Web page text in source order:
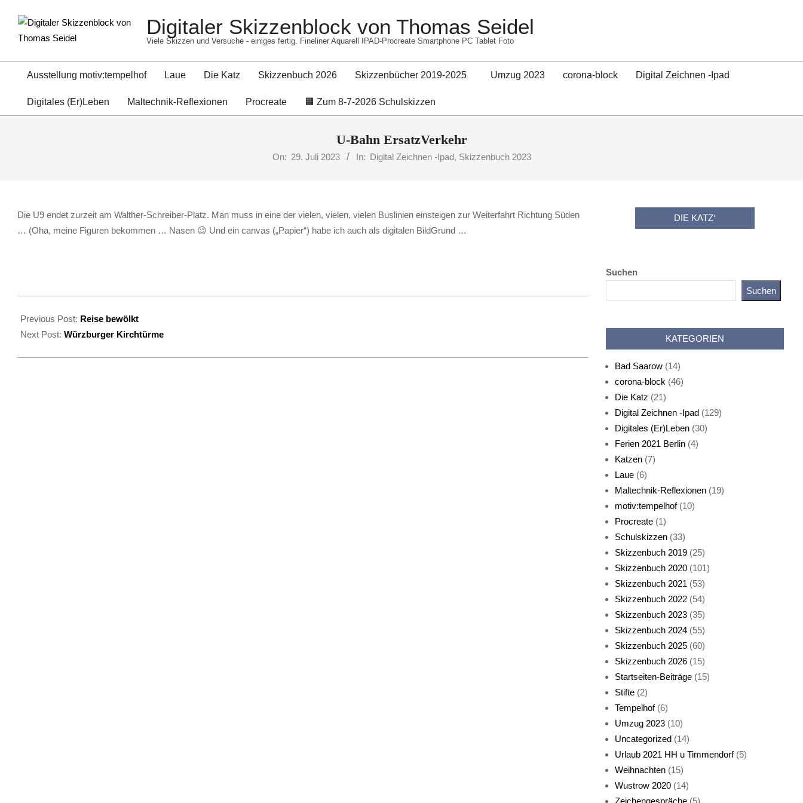
content
Digitaler Skizzenblock von Thomas Seidel
Viele Skizzen und Versuche - einiges fertig. Fineliner Aquarell IPAD-Procreate Smartphone PC Tablet Foto
Ausstellung motiv:tempelhof Laue Die Katz Skizzenbuch 2026 Skizzenbücher 2019-2025 Umzug 2023 corona-block Digital Zeichnen -Ipad
Digitales (Er)Leben Maltechnik-Reflexionen Procreate 🟧 Zum 8-7-2026 Schulskizzen
U-Bahn ErsatzVerkehr
On: 29. Juli 2023 In: Digital Zeichnen -Ipad, Skizzenbuch 2023
Die U9 endet zurzeit am Walther-Schreiber-Platz. Man muss in eine der vielen, vielen, vielen Buslinien einsteigen zur Weiterfahrt Richtung Süden
… (Oha, meine Figuren bekommen … Nasen 😉 Und ein canvas („Papier“) habe ich auch als digitalen BildGrund …
07-
29
Previous Post: Reise bewölkt
Next Post: Würzburger Kirchtürme
DIE KATZ‘
Live-Cat
Katze sturmerprobt
KatzenFenster
Suchen
Suchen
KATEGORIEN
Bad Saarow(14)
corona-block (46)
Die Katz (21)
Digital Zeichnen -Ipad(129)
Digitales (Er)Leben(30)
Ferien 2021 Berlin(4)
Katzen(7)
Laue(6)
Maltechnik-Reflexionen(19)
motiv:tempelhof(10)
Procreate(1)
Schulskizzen(33)
Skizzenbuch 2019(25)
Skizzenbuch 2020(101)
Skizzenbuch 2021 (53)
Skizzenbuch 2022(54)
Skizzenbuch 2023(35)
Skizzenbuch 2024(55)
Skizzenbuch 2025(60)
Skizzenbuch 2026(15)
Startseiten-Beiträge(15)
Stifte(2)
Tempelhof(6)
Umzug 2023(10)
Uncategorized(14)
Urlaub 2021 HH u Timmendorf(5)
Weihnachten(15)
Wustrow 2020(14)
Zeichengespräche(5)